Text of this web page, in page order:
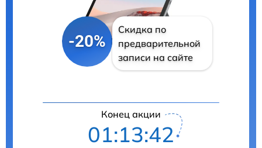
-20%
Скидка по
предварительной
записи на сайте
Конец акции
01:13:41